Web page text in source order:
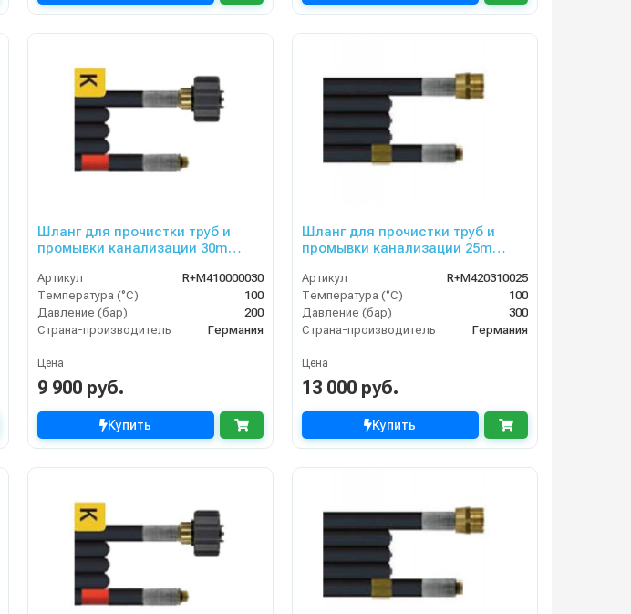
Шланг для прочистки труб и
промывки канализации 30m
Артикул
R+M410000030
Температура (°C)
100
Давление (бар)
200
Страна-производитель
Германия
Цена
9 900 руб.
Купить
Шланг для прочистки труб и
промывки канализации 25m
Артикул
R+M420310025
Температура (°C)
100
Давление (бар)
300
Страна-производитель
Германия
Цена
13 000 руб.
Купить